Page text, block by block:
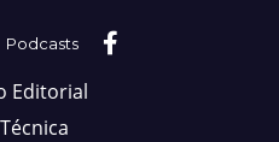
Podcasts
Editorial